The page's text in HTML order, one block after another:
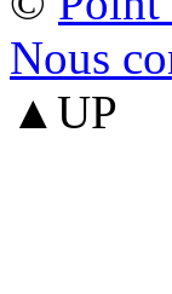
Nous
▲UP